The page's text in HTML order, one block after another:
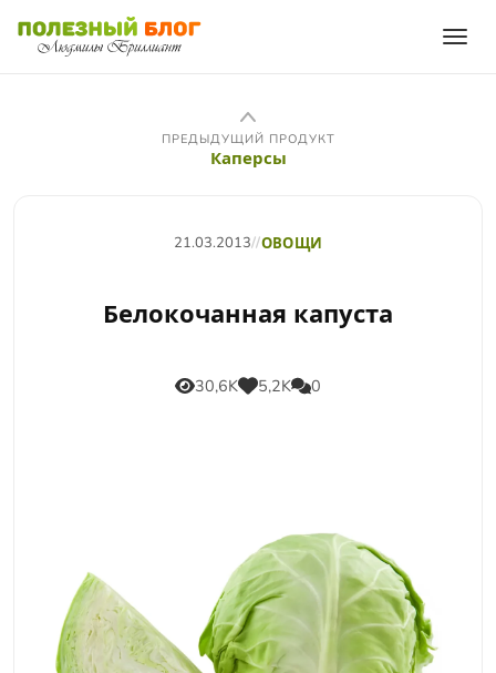
ПРЕДЫДУЩИЙ ПРОДУКТ
Каперсы
21.03.2013//ОВОЩИ
Белокочанная капуста
30,6K 5,2K 0